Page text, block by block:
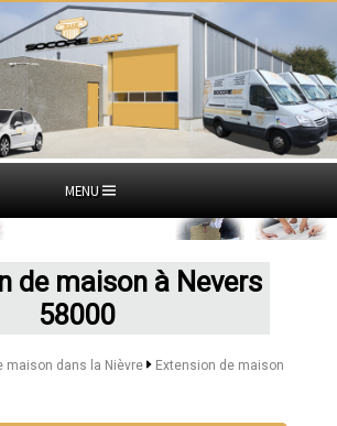
MENU
de maison à Nevers
58000
maison dans la Nièvre
Extension de maison